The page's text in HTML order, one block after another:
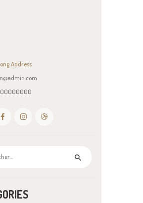
Address